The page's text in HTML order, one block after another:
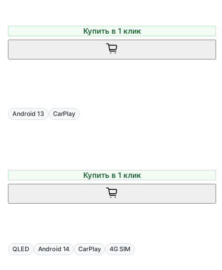
Купить в 1 клик
Android 13 CarPlay
Купить в 1 клик
QLED Android 14 CarPlay 4G SIM